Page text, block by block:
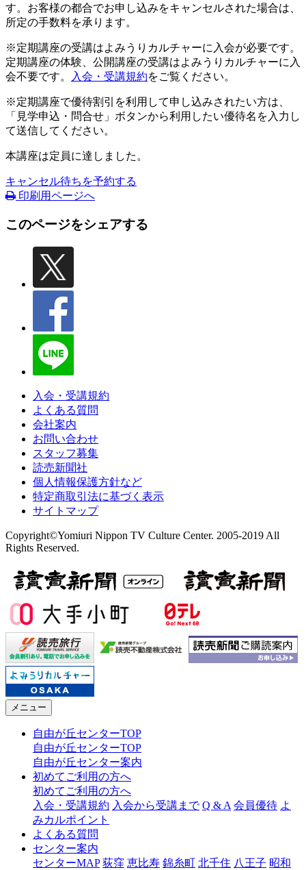
す。お客様の都合でお申し込みをキャンセルされた場合は、
所定の手数料を承ります。
※定期講座の受講はよみうりカルチャーに入会が必要です。
定期講座の体験、公開講座の受講はよみうりカルチャーに入
会不要です。
入会・受講規約をご覧ください。
※定期講座で優待割引を利用して申し込みされたい方は、
「見学申込・問合せ」ボタンから利用したい優待名を入力し
て送信してください。
本講座は定員に達しました。
キャンセル待ちを予約する
印刷用ページへ
このページをシェアする
入会・受講規約
よくある質問
会社案内
お問い合わせ
スタッフ募集
読売新聞社
個人情報保護方針など
特定商取引法に基づく表示
サイトマップ
Copyright©Yomiuri Nippon TV Culture Center. 2005-2019 All
Rights Reserved.
メニュー
自由が丘センターTOP
自由が丘センターTOP
自由が丘センター案内
初めてご利用の方へ
初めてご利用の方へ
入会・受講規約 入会から受講まで Q & A 会員優待 よ
みカルポイント
よくある質問
センター案内
センターMAP 荻窪 恵比寿 錦糸町 北千住 八王子 昭和